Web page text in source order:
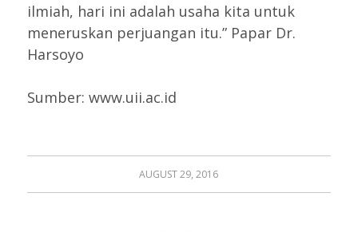
ilmiah, hari ini adalah usaha kita untuk
meneruskan perjuangan itu.” Papar Dr.
Harsoyo
Sumber: www.uii.ac.id
AUGUST 29, 2016